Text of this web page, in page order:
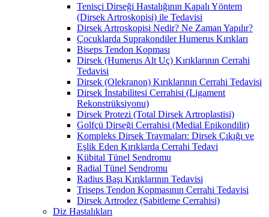
Tenisçi Dirseği Hastalığının Kapalı Yöntem
(Dirsek Artroskopisi) ile Tedavisi
Dirsek Artroskopisi Nedir? Ne Zaman Yapılır?
Çocuklarda Suprakondiler Humerus Kırıkları
Biseps Tendon Kopması
Dirsek (Humerus Alt Uç) Kırıklarının Cerrahi
Tedavisi
Dirsek (Olekranon) Kırıklarının Cerrahi Tedavisi
Dirsek İnstabilitesi Cerrahisi (Ligament
Rekonstrüksiyonu)
Dirsek Protezi (Total Dirsek Artroplastisi)
Golfçü Dirseği Cerrahisi (Medial Epikondilit)
Kompleks Dirsek Travmaları: Dirsek Çıkığı ve
Eşlik Eden Kırıklarda Cerrahi Tedavi
Kübital Tünel Sendromu
Radial Tünel Sendromu
Radius Başı Kırıklarının Tedavisi
Triseps Tendon Kopmasının Cerrahi Tedavisi
Dirsek Artrodez (Sabitleme Cerrahisi)
Diz Hastalıkları